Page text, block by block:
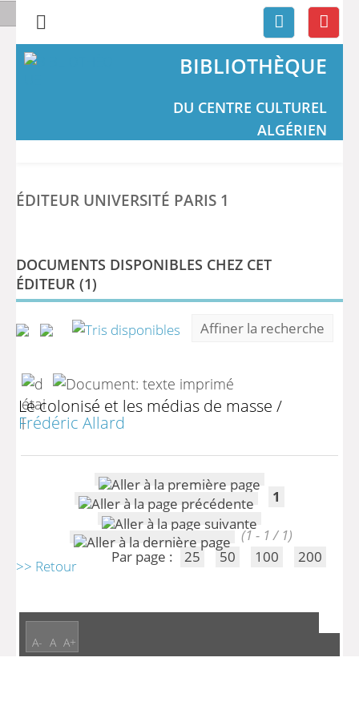
BIBLIOTHÈQUE
DU CENTRE CULTUREL
ALGÉRIEN
ÉDITEUR UNIVERSITÉ PARIS 1
DOCUMENTS DISPONIBLES CHEZ CET
ÉDITEUR (1)
Affiner la recherche
Le colonisé et les médias de masse /
Frédéric Allard
1
(1 - 1 / 1)
Par page :
25 50 100 200
>> Retour
A- A A+